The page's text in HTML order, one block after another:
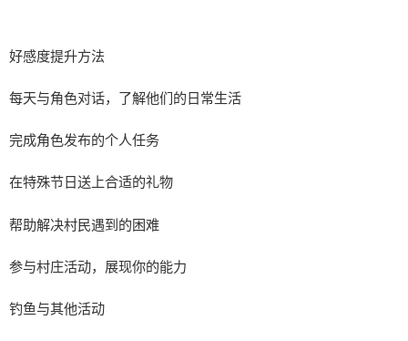
好感度提升方法
每天与角色对话，了解他们的日常生活
完成角色发布的个人任务
在特殊节日送上合适的礼物
帮助解决村民遇到的困难
参与村庄活动，展现你的能力
钓鱼与其他活动